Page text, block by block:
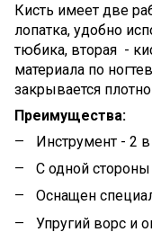
Кисть имеет две
лопатка, удобно
тюбика, вторая -
материала по
закрывается
Преимущества:
Инструмент - 2 в
С одной стороны
Оснащен
Упругий ворс и